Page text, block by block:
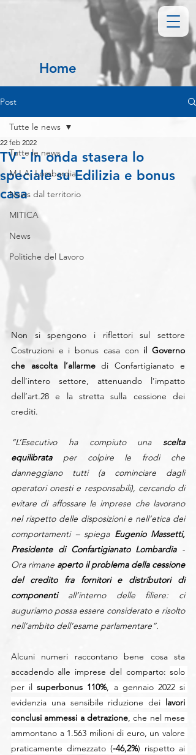
Home
Post
Tutte le news
M.I.A. Lombardia
News dal territorio
MITICA
News
Politiche del Lavoro
Tutte le news
TV - In onda stasera lo
speciale su Edilizia e bonus
casa
22 feb 2022
Non si spengono i riflettori sul settore
Costruzioni e i bonus casa con il Governo
che ascolta l’allarme di Confartigianato e
dell’intero settore, attenuando l’impatto
dell’art.28 e la stretta sulla cessione dei
crediti.
“L’Esecutivo ha compiuto una scelta
equilibrata per colpire le frodi che
danneggiano tutti (a cominciare dagli
operatori onesti e responsabili), cercando di
evitare di affossare le imprese che lavorano
nel rispetto delle disposizioni e nell’etica dei
comportamenti – spiega Eugenio Massetti,
Presidente di Confartigianato Lombardia -
Ora rimane aperto il problema della cessione
del credito fra fornitori e distributori di
componenti all’interno delle filiere: ci
auguriamo possa essere considerato e risolto
nell’ambito dell’esame parlamentare”.
Alcuni numeri raccontano bene cosa sta
accadendo alle imprese del comparto: solo
per il superbonus 110%, a gennaio 2022 si
evidenzia una sensibile riduzione dei
lavori
conclusi ammessi a detrazione, che nel mese
ammontano a 1.563 milioni di euro, un valore
praticamente dimezzato (-46,2%) rispetto ai